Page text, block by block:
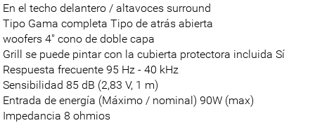
En el techo delantero / altavoces surround
Tipo Gama completa Tipo de atrás abierta
woofers 4" cono de doble capa
Grill se puede pintar con la cubierta protectora incluida Sí
Respuesta frecuente 95 Hz - 40 kHz
Sensibilidad 85 dB (2,83 V, 1 m)
Entrada de energía (Máximo / nominal) 90W (max)
Impedancia 8 ohmios